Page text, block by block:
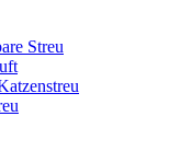
Streu